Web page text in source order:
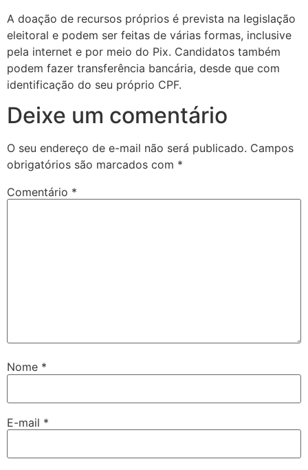
A doação de recursos próprios é prevista na legislação
eleitoral e podem ser feitas de várias formas, inclusive
pela internet e por meio do Pix. Candidatos também
podem fazer transferência bancária, desde que com
identificação do seu próprio CPF.
Deixe um comentário
O seu endereço de e-mail não será publicado. Campos
obrigatórios são marcados com *
Comentário *
Nome *
E-mail *